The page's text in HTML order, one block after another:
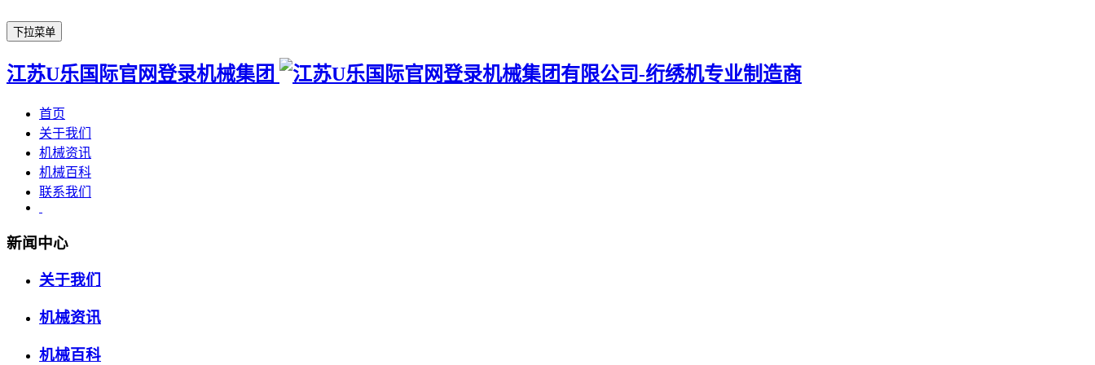
下拉菜单
江苏U乐国际官网登录机械集团
首页
关于我们
机械资讯
机械百科
联系我们
新闻中心
关于我们
机械资讯
机械百科